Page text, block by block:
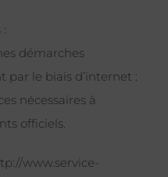
démarches
le biais d’internet :
nécessaires à
officiels.
www.service-